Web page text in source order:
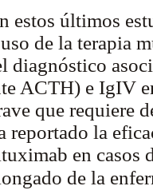
estos últimos
de la terapia
diagnóstico
ACTH) e IgIV
que requiere
reportado la
en casos
de la